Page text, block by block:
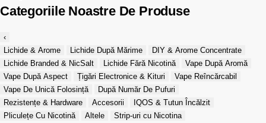
Categoriile Noastre De Produse
‹
Lichide & Arome
Lichide După Mărime
DIY & Arome Concentrate
Lichide Branded & NicSalt
Lichide Fără Nicotină
Vape După Aromă
Vape După Aspect
Țigări Electronice & Kituri
Vape Reîncărcabil
Vape De Unică Folosință
După Număr De Pufuri
Rezistențe & Hardware
Accesorii
IQOS & Tutun Încălzit
Pliculețe Cu Nicotină
Altele
Strip-uri cu Nicotina